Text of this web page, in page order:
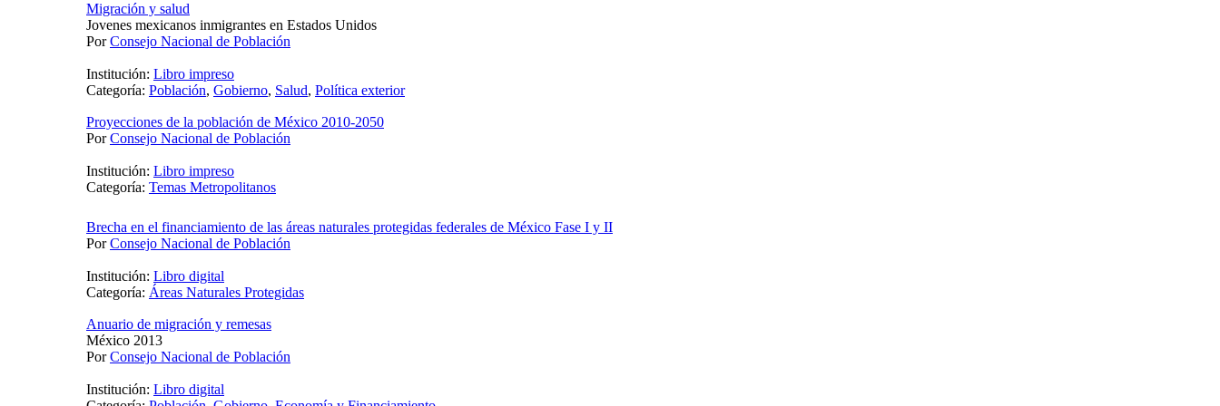
Migración y salud
Jovenes mexicanos inmigrantes en Estados Unidos
PorConsejo Nacional de Población
Institución: Libro impreso
Categoría: Población, Gobierno, Salud, Política exterior
Proyecciones de la población de México 2010-2050
PorConsejo Nacional de Población
Institución: Libro impreso
Categoría: Temas Metropolitanos
Brecha en el financiamiento de las áreas naturales protegidas federales de México Fase I y II
PorConsejo Nacional de Población
Institución: Libro digital
Categoría: Áreas Naturales Protegidas
Anuario de migración y remesas
México 2013
PorConsejo Nacional de Población
Institución: Libro digital